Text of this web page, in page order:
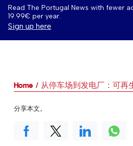
Read The Portugal News with fewer
19.99€ per year.
Sign up here
Home 从停车场到发电厂：可再
分享本文。